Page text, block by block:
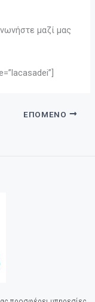
μαζί μας
ΕΠΌΜΕΝΟ